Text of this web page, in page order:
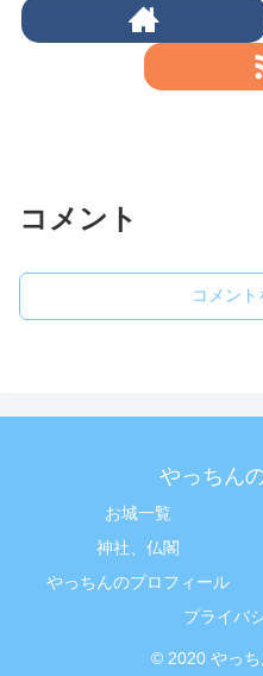
コメント
コメン
やっちん
お城一覧
神社、仏閣
やっちんのプロフィール
プライバ
© 2020 やっち